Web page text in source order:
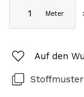
Auf den